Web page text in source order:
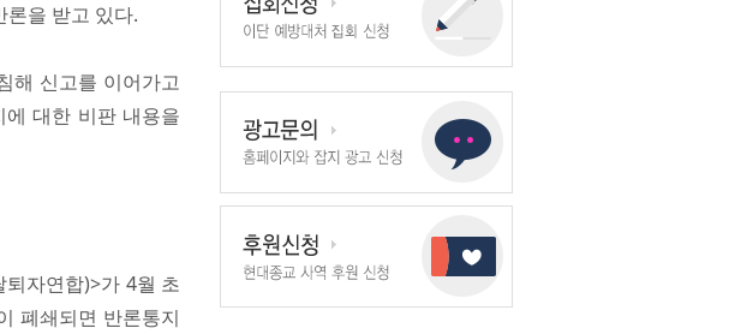
을 받고 있다.
해 신고를 이어가고
대한 비판 내용을
자연합)>가 4월 초
폐쇄되면 반론통지